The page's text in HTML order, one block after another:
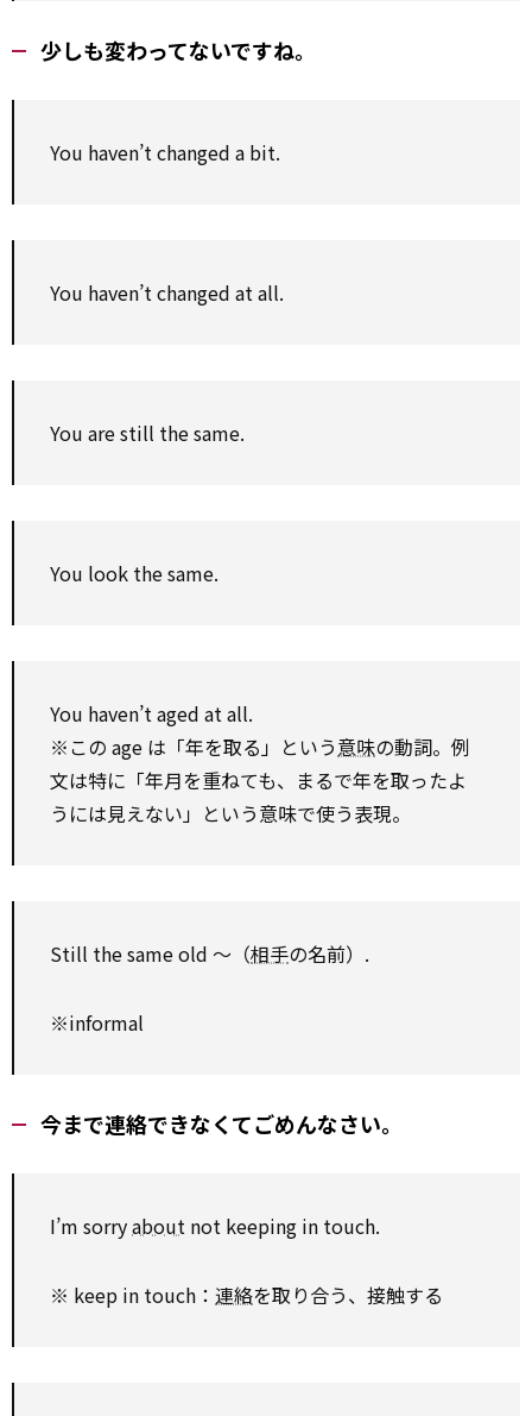
少しも変わってないですね。
You haven’t changed a bit.
You haven’t changed at all.
You are still the same.
You look the same.
You haven’t aged at all.
※この age は「年を取る」という意味の動詞。例
文は特に「年月を重ねても、まるで年を取ったよ
うには見えない」という意味で使う表現。
Still the same old ～（相手の名前）.
※informal
今まで連絡できなくてごめんなさい。
I’m sorryabout not keeping in touch.
※ keep in touch： 連絡を取り合う、接触する